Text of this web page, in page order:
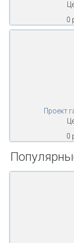
0
Проект
0